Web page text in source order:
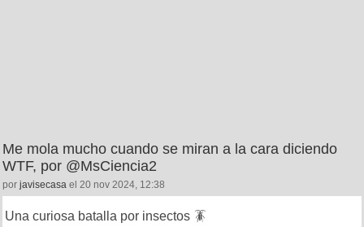
Me mola mucho cuando se miran a la cara diciendo
WTF, por @MsCiencia2
por javisecasa el 20 nov 2024, 12:38
Una curiosa batalla por insectos 🪳